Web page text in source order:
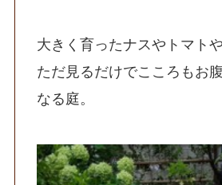
大きく育ったナスやトマト
ただ見るだけでこころもお
なる庭。